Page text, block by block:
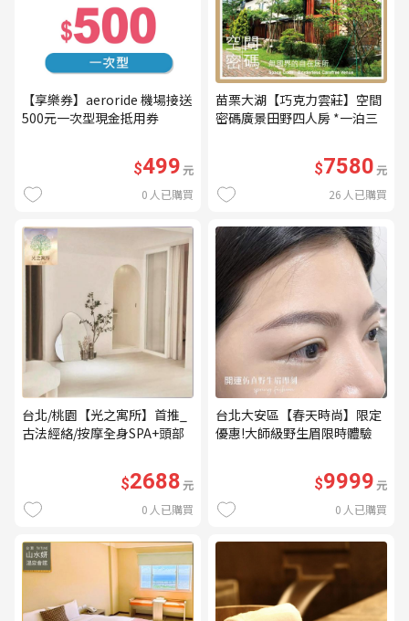
【享樂券】aeroride 機場接送
500元一次型現金抵用券
$499元
0 人已購買
苗栗大湖【巧克力雲莊】空間
密碼廣景田野四人房 *一泊三
$7580元
26 人已購買
台北/桃園【光之寓所】首推_
古法經絡/按摩全身SPA+頭部
$2688元
0 人已購買
台北大安區【春天時尚】限定
優惠!大師級野生眉限時體驗
優惠券（無補色） (MO)
$9999元
0 人已購買